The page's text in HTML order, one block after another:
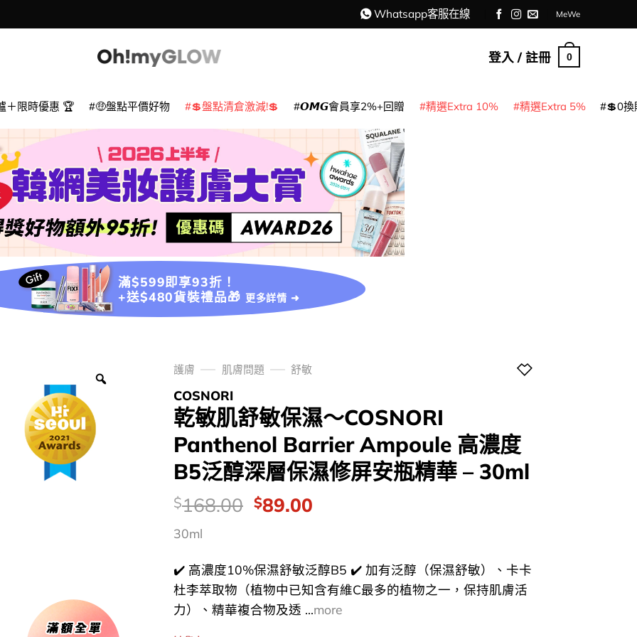
Whatsapp客服在線 MeWe
登入 / 註冊 0
＋限時優惠 🏆 🤑盤點平價好物 💲盤點清倉激減!💲 𝙊𝙈𝙂會員享2%+回贈 精選Extra 10% 精選Extra 5% 💲0換
滿$599即享93折！
+送$480貨裝禮品🎁 更多詳情 ➜
護膚 肌膚問題 舒敏
COSNORI
乾敏肌舒敏保濕～COSNORI
Panthenol Barrier Ampoule 高濃度
B5泛醇深層保濕修屏安瓶精華 – 30ml
價
$168.00 Original
$168.00.
$89.00Current
$89.00.
30ml
✔️ 高濃度10%保濕舒敏泛醇B5 ✔️ 加有泛醇（保濕舒敏）、卡卡
杜李萃取物（植物中已知含有維C最多的植物之一，保持肌膚活
力）、精華複合物及透 ...more